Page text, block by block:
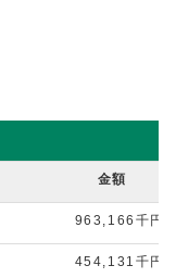
金額
963,166千円
454,131千円